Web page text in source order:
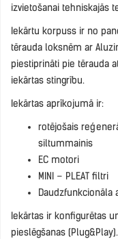
izvietošanai tehniskajās
Iekārtu korpuss ir no
tērauda loksnēm ar
piestiprināti pie tērauda
iekārtas stingrību.
Iekārtas aprīkojumā ir:
rotējošais
siltummainis
EC motori
MINI – PLEAT filtri
Daudzfunkcionāla
Iekārtas ir konfigurētas
pieslēgšanas (Plug&Play).